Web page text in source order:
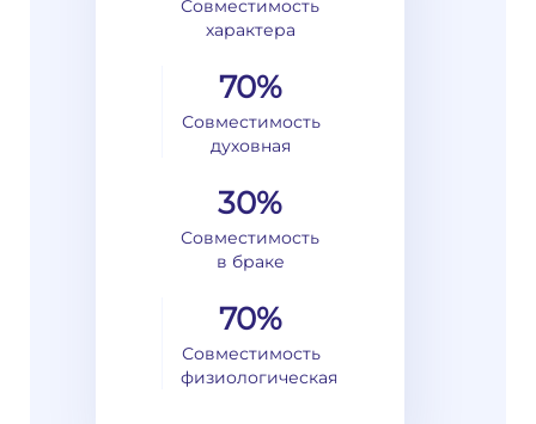
Совместимость
характера
70%
Совместимость
духовная
30%
Совместимость
в браке
70%
Совместимость
физиологическая